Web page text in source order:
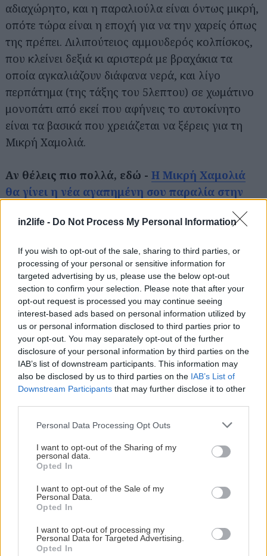
in2life - Do Not Process My Personal Information
If you wish to opt-out of the sale, sharing to third parties, or
processing of your personal or sensitive information for
targeted advertising by us, please use the below opt-out
section to confirm your selection. Please note that after your
opt-out request is processed you may continue seeing
interest-based ads based on personal information utilized by
us or personal information disclosed to third parties prior to
your opt-out. You may separately opt-out of the further
disclosure of your personal information by third parties on the
IAB’s list of downstream participants. This information may
also be disclosed by us to third parties on the IAB’s List of
Downstream Participants that may further disclose it to other
Please note that this website/app uses one or more Google
not limited to your visit or usage behaviour. You may click to
grant or deny consent to Google and its third-party tags to
use your data for below specified purposes in below Google
consent section.
Personal Data Processing Opt Outs
I want to opt-out of the Sharing of my
personal data.
Opted In
I want to opt-out of the Sale of my
Personal Data.
Opted In
I want to opt-out of processing my
Personal Data for Targeted Advertising.
Opted In
αδιαχώρητο, και η παραλιούλα είναι όντως μικρή,
οπότε τώρα είναι η εποχή για να την χαρείς όπως
της πρέπει. Λιλιπούτειος αμμουδερός κολπίσκος,
που κλείνει δεξιά κι αριστερά με βραχάκια τα
οποία αγκαλιάζουν διάφανα νερά, και λίγο
περπάτημα (της τάξης του 5λεπτου) σε χωμάτινο
μονοπάτι από εκεί που αφήνεις το αυτοκίνητο
είναι τα βασικά που χρειάζεται να ξέρεις για τη
Μικρή Χαμολιά.
Αν θέλεις πιο πολλά, εδώ - Η Μικρή Χαμολιά
θα γίνει η νέα αγαπημένη σου παραλία στην
Αναζήτηση